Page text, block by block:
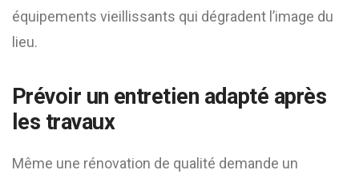
équipements vieillissants qui dégradent l’image du
lieu.
Prévoir un entretien adapté après
les travaux
Même une rénovation de qualité demande un